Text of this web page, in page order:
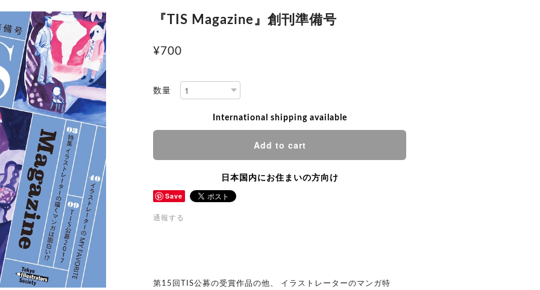
『TIS Magazine』創刊準備号
¥700
数量
International shipping available
Add to cart
日本国内にお住まいの方向け
Save
通報する
第15回TIS公募の受賞作品の他、 イラストレーターのマンガ特